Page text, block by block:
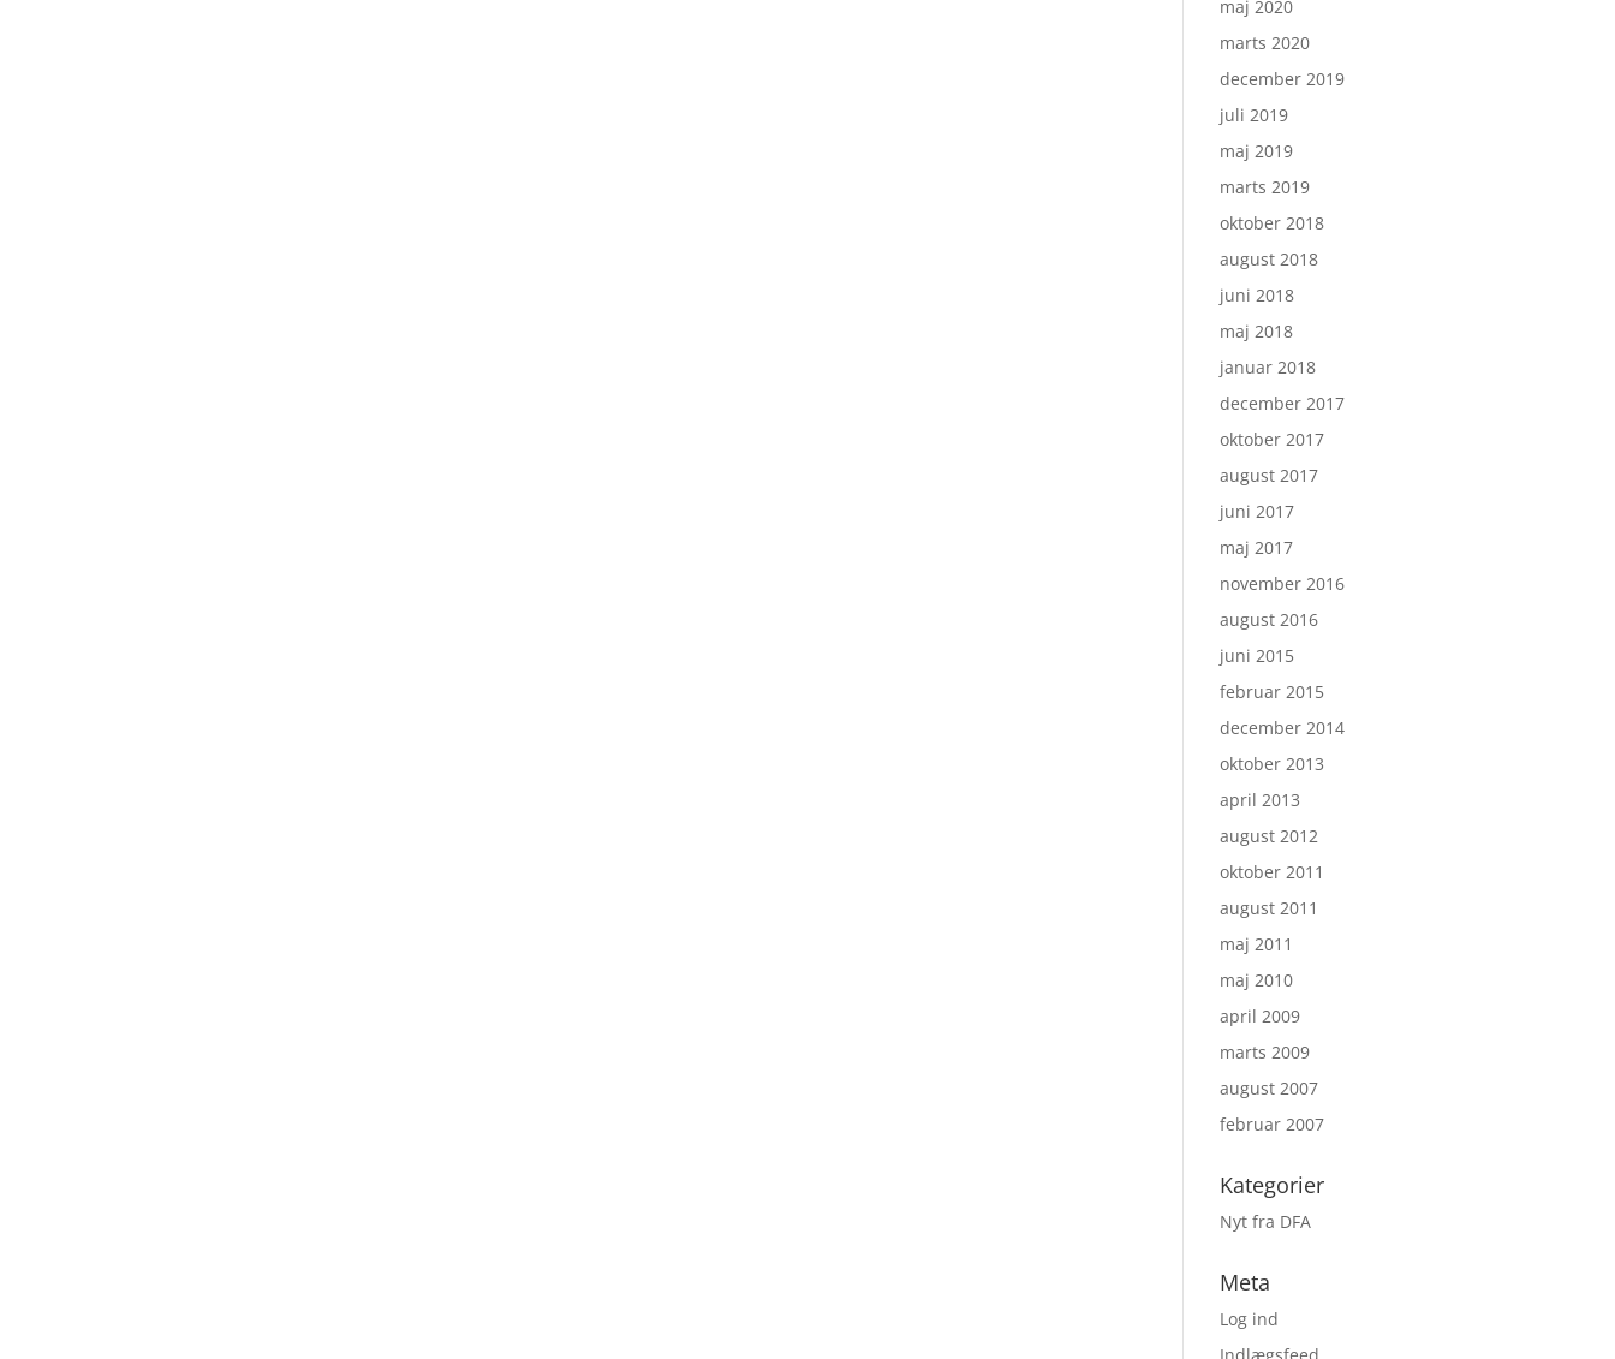
maj 2020
marts 2020
december 2019
juli 2019
maj 2019
marts 2019
oktober 2018
august 2018
juni 2018
maj 2018
januar 2018
december 2017
oktober 2017
august 2017
juni 2017
maj 2017
november 2016
august 2016
juni 2015
februar 2015
december 2014
oktober 2013
april 2013
august 2012
oktober 2011
august 2011
maj 2011
maj 2010
april 2009
marts 2009
august 2007
februar 2007
Kategorier
Nyt fra DFA
Meta
Log ind